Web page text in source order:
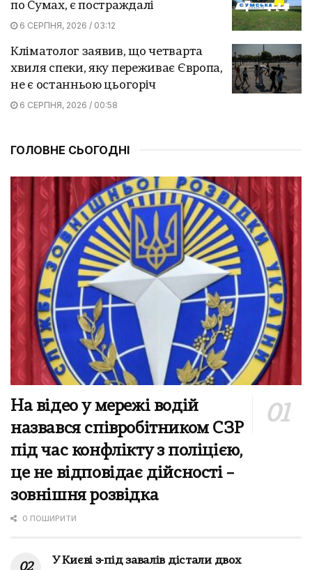
по Сумах, є постраждалі
6 СЕРПНЯ, 2026 / 03:12
Кліматолог заявив, що четварта
хвиля спеки, яку переживає Європа,
не є останньою цьогоріч
6 СЕРПНЯ, 2026 / 00:58
ГОЛОВНЕ СЬОГОДНІ
На відео у мережі водій
назвався співробітником СЗР
під час конфлікту з поліцією,
це не відповідає дійсності –
зовнішня розвідка
0 ПОШИРИТИ
У Києві з-під завалів дістали двох